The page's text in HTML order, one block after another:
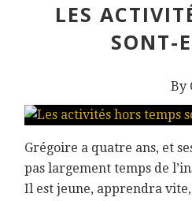
LES
SONT-
By
Grégoire a quatre ans, et
pas largement temps de
Il est jeune, apprendra